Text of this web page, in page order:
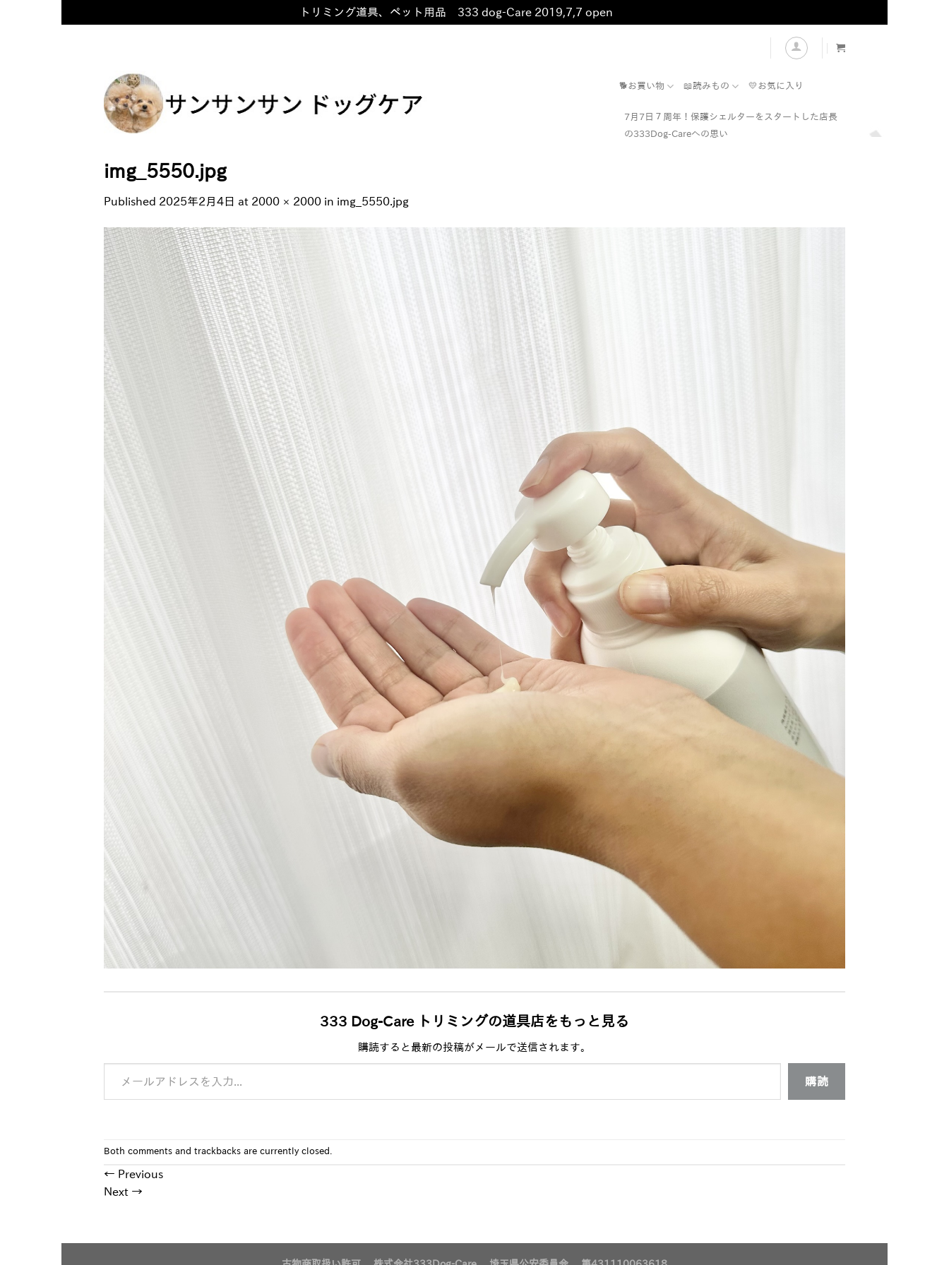
トリミング道具、ペット用品 333 dog-Care 2019,7,7 open
🐕お買い物 📖読みもの 💛お気に入り
7月7日７周年！保護シェルターをスタートした店長
の333Dog-Careへの思い
img_5550.jpg
Published 2025年2月4日 at 2000 × 2000 in img_5550.jpg
333 Dog-Care トリミングの道具店をもっと見る
購読すると最新の投稿がメールで送信されます。
メールアドレスを入力...
購読
Both comments and trackbacks are currently closed.
← Previous
Next →